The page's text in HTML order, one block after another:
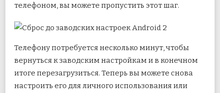
телефоном, вы можете пропустить этот шаг.
Телефону потребуется несколько минут, чтобы
вернуться к заводским настройкам и в конечном
итоге перезагрузиться. Теперь вы можете снова
настроить его для личного использования или